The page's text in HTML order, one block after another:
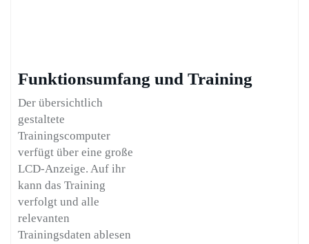
Funktionsumfang und Training
Der übersichtlich
gestaltete
Trainingscomputer
verfügt über eine große
LCD-Anzeige. Auf ihr
kann das Training
verfolgt und alle
relevanten
Trainingsdaten ablesen